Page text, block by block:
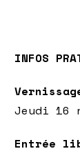
INFOS
Jeudi 16
Entrée